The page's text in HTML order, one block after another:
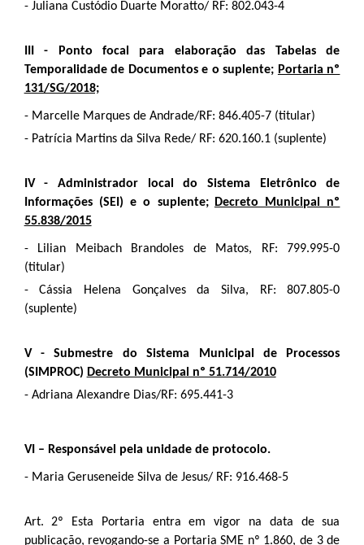
- Juliana Custódio Duarte Moratto/ RF: 802.043-4
III - Ponto focal para elaboração das Tabelas de
Temporalidade de Documentos e o suplente; Portaria nº
131/SG/2018;
- Marcelle Marques de Andrade/RF: 846.405-7 (titular)
- Patrícia Martins da Silva Rede/ RF: 620.160.1 (suplente)
IV - Administrador local do Sistema Eletrônico de
Informações (SEI) e o suplente; Decreto Municipal nº
55.838/2015
- Lilian Meibach Brandoles de Matos, RF: 799.995-0
(titular)
- Cássia Helena Gonçalves da Silva, RF: 807.805-0
(suplente)
V - Submestre do Sistema Municipal de Processos
(SIMPROC) Decreto Municipal nº 51.714/2010
- Adriana Alexandre Dias/RF: 695.441-3
VI – Responsável pela unidade de protocolo.
- Maria Geruseneide Silva de Jesus/ RF: 916.468-5
Art. 2º Esta Portaria entra em vigor na data de sua
publicação, revogando-se a Portaria SME nº 1.860, de 3 de